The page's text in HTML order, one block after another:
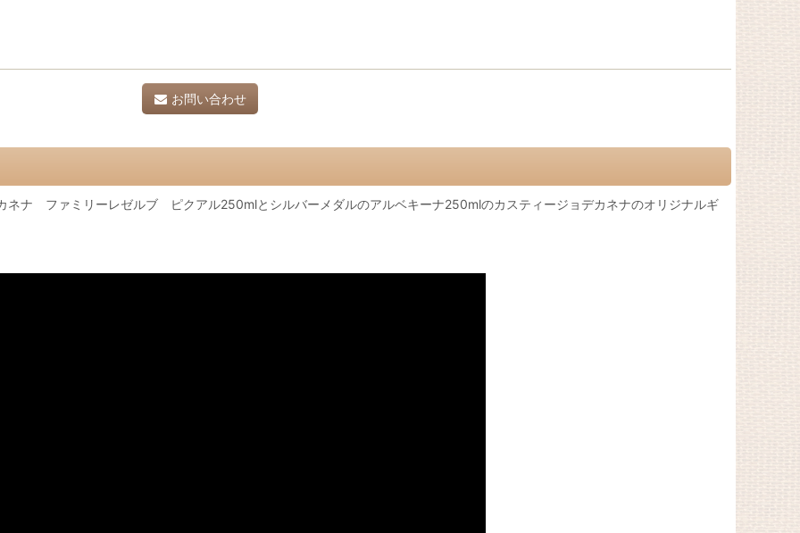
お問い合わせ
ネナ ファミリーレゼルブ ピクアル250mlとシルバーメダルのアルベキーナ250mlのカスティージョデカネナのオリジナルギ